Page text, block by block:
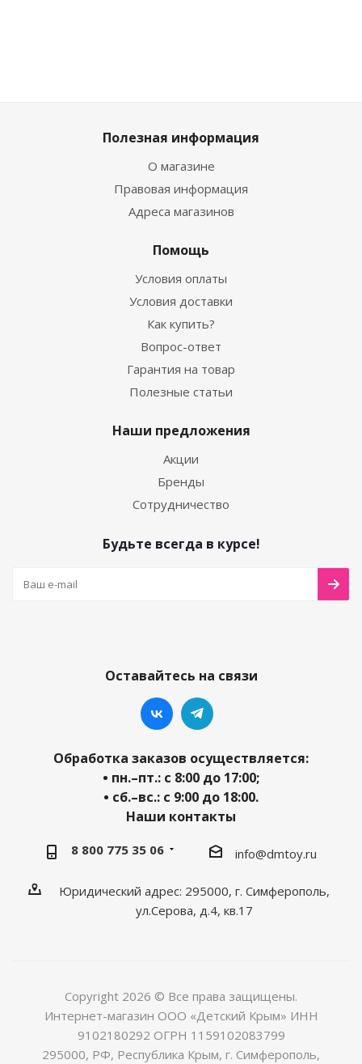
Полезная информация
О магазине
Правовая информация
Адреса магазинов
Помощь
Условия оплаты
Условия доставки
Как купить?
Вопрос-ответ
Гарантия на товар
Полезные статьи
Наши предложения
Акции
Бренды
Сотрудничество
Будьте всегда в курсе!
Оставайтесь на связи
Обработка заказов осуществляется:
• пн.–пт.: с 8:00 до 17:00;
• сб.–вс.: с 9:00 до 18:00.
Наши контакты
8 800 775 35 06 info@dmtoy.ru
Юридический адрес: 295000, г. Симферополь,
ул.Серова, д.4, кв.17
Copyright 2026 © Все права защищены.
Интернет-магазин ООО «Детский Крым» ИНН
9102180292 ОГРН 1159102083799
295000, РФ, Республика Крым, г. Симферополь,